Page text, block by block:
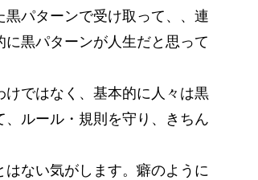
パターンで受け取って、、連
黒パターンが人生だと思って
ではなく、基本的に人々は黒
ルール・規則を守り、きちん
ない気がします。癖のように